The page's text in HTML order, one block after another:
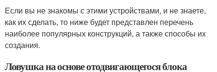
Если вы не знакомы с этими устройствами, и не знаете,
как их сделать, то ниже будет представлен перечень
наиболее популярных конструкций, а также способы их
создания.
Ловушка на основе отодвигающегося блока